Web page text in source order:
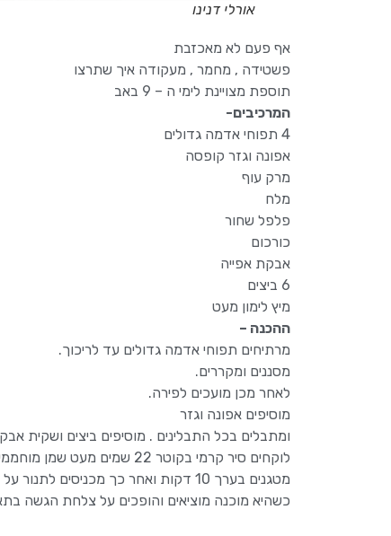
אורלי דנינו
אף פעם לא מאכזבת
פשטידה , מחמר , מעקודה איך שתרצו
תוספת מצויינת לימי ה – 9 באב
המרכיבים-
4 תפוחי אדמה גדולים
אפונה וגזר קופסה
מרק עוף
מלח
פלפל שחור
כורכום
אבקת אפייה
6 ביצים
מיץ לימון מעט
ההכנה –
מרתיחים תפוחי אדמה גדולים עד לריכוך.
מסננים ומקררים.
לאחר מכן מועכים לפירה.
מוסיפים אפונה וגזר
ומתבלים בכל התבלינים . מוסיפים ביצים ושקית
לוקחים סיר קרמי בקוטר 22 שמים מעט שמן מוחממים ואז שופכים את כל הבלילה .
מטגנים בערך 10 דקות ואחר כך מכניסים לתנור על 200 מעלות עד שהיא מוכנה וזהובה מלמעלה
כשהיא מוכנה מוציאים והופכים על צלחת הגשה